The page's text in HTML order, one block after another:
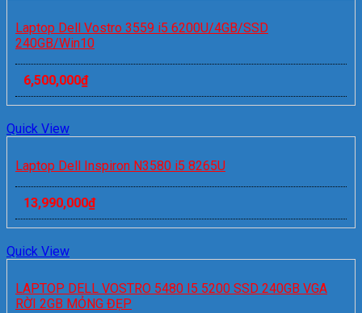
Laptop Dell Vostro 3559 i5 6200U/4GB/SSD
240GB/Win10
6,500,000₫
Quick View
Laptop Dell Inspiron N3580 i5 8265U
13,990,000₫
Quick View
LAPTOP DELL VOSTRO 5480 I5 5200 SSD 240GB VGA
RỜI 2GB MỎNG ĐẸP